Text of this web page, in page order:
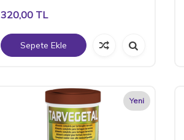
320,00TL
Sepete Ekle
Yeni